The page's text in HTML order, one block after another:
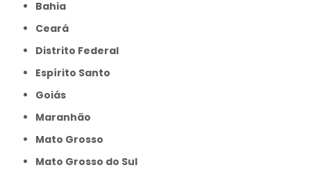
Bahia
Ceará
Distrito Federal
Espírito Santo
Goiás
Maranhão
Mato Grosso
Mato Grosso do Sul